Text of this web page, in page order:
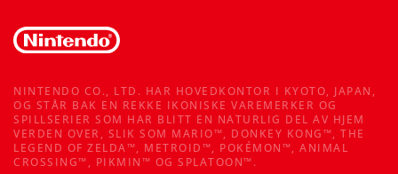
NINTENDO CO., LTD. HAR HOVEDKONTOR I KYOTO, JAPAN,
OG STÅR BAK EN REKKE IKONISKE VAREMERKER OG
SPILLSERIER SOM HAR BLITT EN NATURLIG DEL AV HJEM
VERDEN OVER, SLIK SOM MARIO™, DONKEY KONG™, THE
LEGEND OF ZELDA™, METROID™, POKÉMON™, ANIMAL
CROSSING™, PIKMIN™ OG SPLATOON™.